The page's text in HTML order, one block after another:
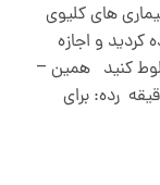
های کلیوی
کردید و اجازه
کنید همین –
همین سادگی ! زمان آماده سازی: 10 دقیقه رده: برای